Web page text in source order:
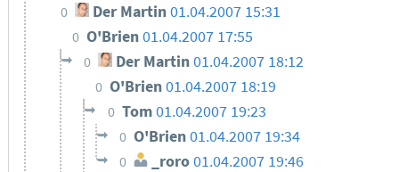
0 Der Martin 01.04.2007 15:31
0 O'Brien01.04.2007 17:55
0 Der Martin01.04.2007 18:12
0 O'Brien01.04.2007 18:19
0 Tom01.04.2007 19:23
0 O'Brien01.04.2007 19:34
0 _roro 01.04.2007 19:46